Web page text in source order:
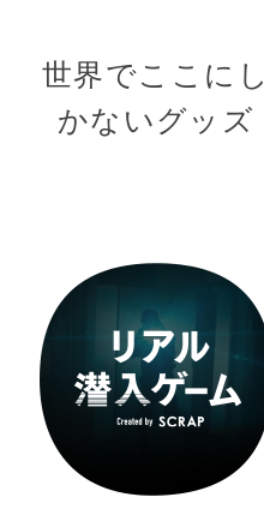
世界でここにし
かないグッズ